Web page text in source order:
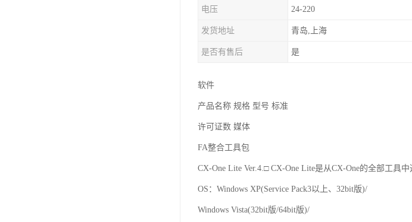
电压 24-220
发货地址 青岛,上海
是否有售后 是
软件
产品名称 规格 型号 标准
许可证数 媒体
FA整合工具包
CX-One Lite Ver.4.□ CX-One Lite是从CX-One的全部工具
OS：Windows XP(Service Pack3以上、32bit版)/
Windows Vista(32bit版/64bit版)/